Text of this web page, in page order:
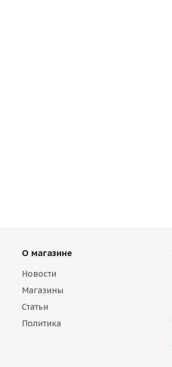
О магазине
Новости
Магазины
Статьи
Политика